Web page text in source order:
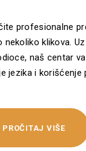
profesionalne
nekoliko klikova.
naš centar
jezika i korišćenje
PROČITAJ VIŠE